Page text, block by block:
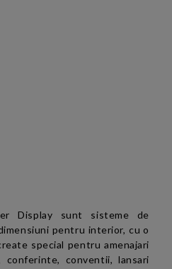
Display sunt sisteme de
pentru interior, cu o
special pentru amenajari
conferinte, conventii, lansari